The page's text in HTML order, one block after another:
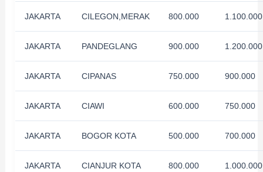
JAKARTA CILEGON,MERAK 800.000 1.100.000
JAKARTA PANDEGLANG 900.000 1.200.000
JAKARTA CIPANAS 750.000 900.000
JAKARTA CIAWI 600.000 750.000
JAKARTA BOGOR KOTA 500.000 700.000
JAKARTA CIANJUR KOTA 800.000 1.000.000